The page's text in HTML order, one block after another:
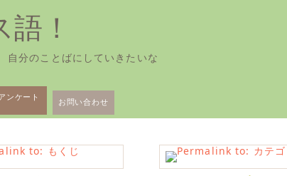
！
分のことばにしていきたいな
ンケート お問い合わせ